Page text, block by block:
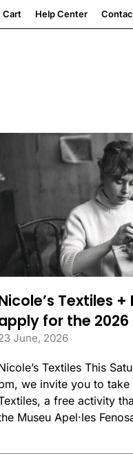
Cart Help Center
Textiles
for the
June, 2026
Textiles This
we invite you to take
a free activity
Museu Apel·les